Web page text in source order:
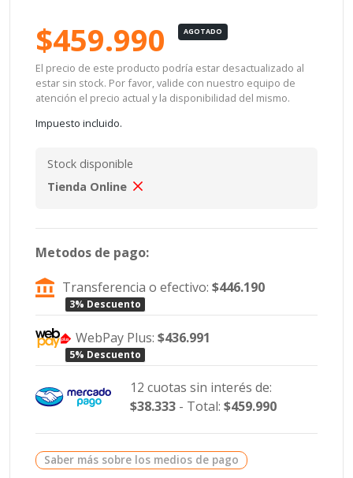
$459.990 AGOTADO
El precio de este producto podría estar desactualizado al
estar sin stock. Por favor, valide con nuestro equipo de
atención el precio actual y la disponibilidad del mismo.
Impuesto incluido.
Stock disponible
Tienda Online
Metodos de pago:
Transferencia o efectivo:$446.190
3% Descuento
WebPay Plus:$436.991
5% Descuento
12 cuotas sin interés de:
$38.333- Total: $459.990
Saber más sobre los medios de pago